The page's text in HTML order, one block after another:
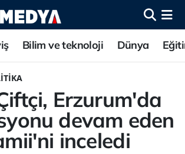
Bilim ve teknoloji Dünya
Erzurum'da
devam eden
inceledi